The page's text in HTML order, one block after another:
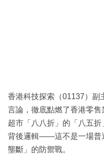
香港科技探索（01137）副
言論，徹底點燃了香港零
超市「八八折」的「八五
背後邏輯——這不是一場普
壟斷」的防禦戰。